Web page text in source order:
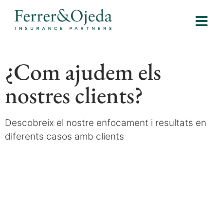
¿Com ajudem els
nostres clients?
Descobreix el nostre enfocament i resultats en
diferents casos amb clients